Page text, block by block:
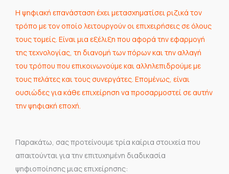
Η ψηφιακή επανάσταση έχει μετασχηματίσει ριζικά τον
τρόπο με τον οποίο λειτουργούν οι επιχειρήσεις σε όλους
τους τομείς. Είναι μια εξέλιξη που αφορά την εφαρμογή
της τεχνολογίας, τη διανομή των πόρων και την αλλαγή
του τρόπου που επικοινωνούμε και αλληλεπιδρούμε με
τους πελάτες και τους συνεργάτες. Επομένως, είναι
ουσιώδες για κάθε επιχείρηση να προσαρμοστεί σε αυτήν
την ψηφιακή εποχή.
Παρακάτω, σας προτείνουμε τρία καίρια στοιχεία που
απαιτούνται για την επιτυχημένη διαδικασία
ψηφιοποίησης μιας επιχείρησης: